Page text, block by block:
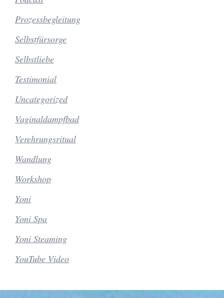
Prozessbegleitung
Selbstfürsorge
Selbstliebe
Testimonial
Uncategorized
Vaginaldampfbad
Verehrungsritual
Wandlung
Workshop
Yoni
Yoni Spa
Yoni Steaming
YouTube Video